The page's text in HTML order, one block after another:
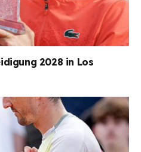
2028 in Los